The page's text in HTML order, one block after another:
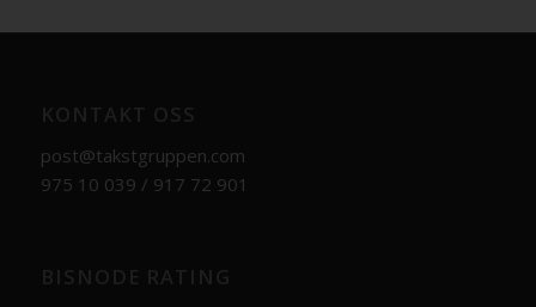
post@takstgruppen.com
975 10 039 / 917 72 901